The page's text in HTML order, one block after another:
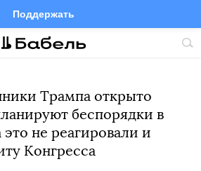
Поддержать
FacebookTelegramTwitter
Трампа открыто
беспорядки в
не реагировали и
Конгресса